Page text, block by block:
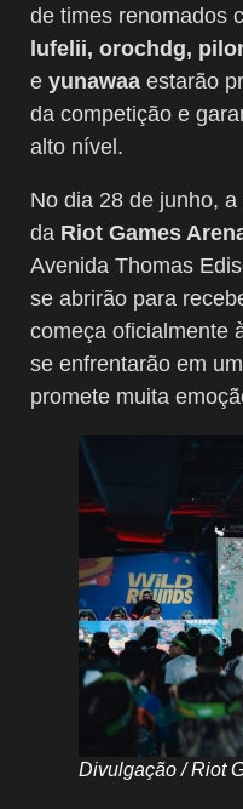
de times renomados
lufelii, orochdg,
e yunawaa estarão
da competição e
alto nível.
No dia 28 de junho,
da Riot Games
Avenida Thomas
se abrirão para
começa oficialmente
se enfrentarão em
promete muita
Divulgação / Riot